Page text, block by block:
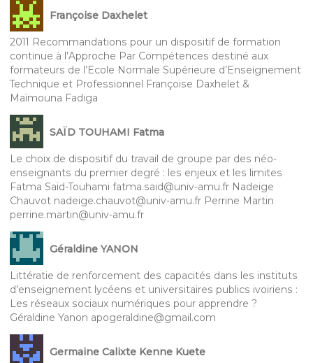
Françoise Daxhelet
2011 Recommandations pour un dispositif de formation
continue à l’Approche Par Compétences destiné aux
formateurs de l’Ecole Normale Supérieure d’Enseignement
Technique et Professionnel Françoise Daxhelet &
Maïmouna Fadiga
SAÏD TOUHAMI Fatma
Le choix de dispositif du travail de groupe par des néo-
enseignants du premier degré : les enjeux et les limites
Fatma Saïd-Touhami fatma.said@univ-amu.fr Nadeige
Chauvot nadeige.chauvot@univ-amu.fr Perrine Martin
perrine.martin@univ-amu.fr
Géraldine YANON
Littératie de renforcement des capacités dans les instituts
d’enseignement lycéens et universitaires publics ivoiriens :
Les réseaux sociaux numériques pour apprendre ?
Géraldine Yanon apogeraldine@gmail.com
Germaine Calixte Kenne Kuete